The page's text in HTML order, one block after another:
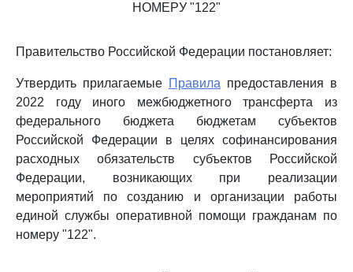
НОМЕРУ "122"
Правительство Российской Федерации постановляет:
Утвердить прилагаемые Правила предоставления в
2022 году иного межбюджетного трансферта из
федерального бюджета бюджетам субъектов
Российской Федерации в целях софинансирования
расходных обязательств субъектов Российской
Федерации, возникающих при реализации
мероприятий по созданию и организации работы
единой службы оперативной помощи гражданам по
номеру "122".